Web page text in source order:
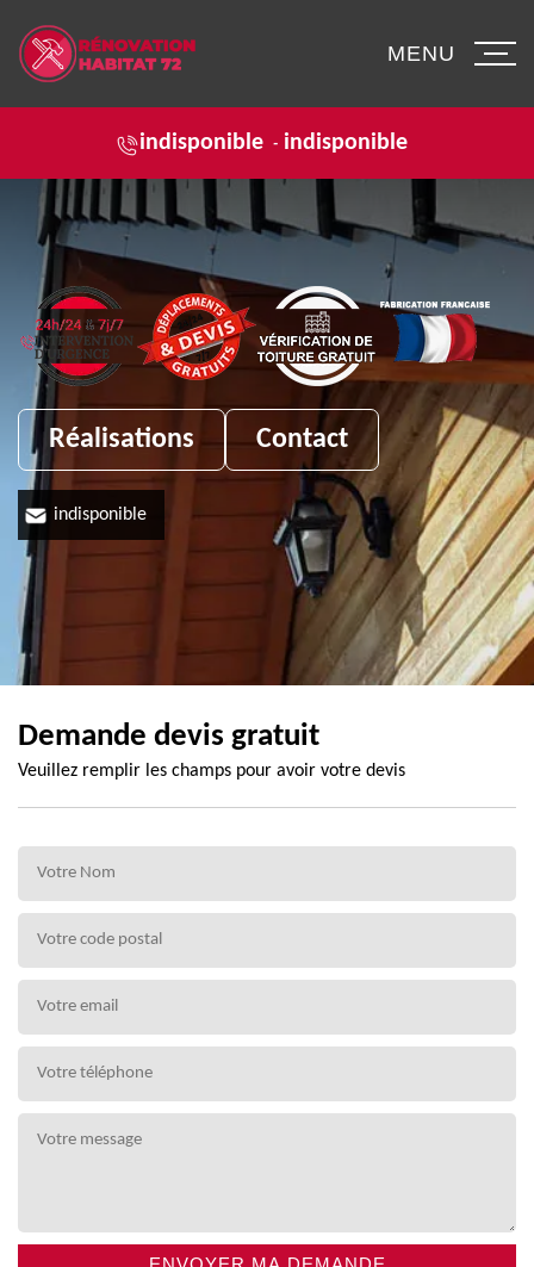
indisponible - indisponible
MENU
Réalisations Contact
indisponible
Demande devis gratuit
Veuillez remplir les champs pour avoir votre devis